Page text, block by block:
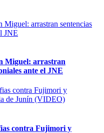
Miguel: arrastran
ante el JNE
contra Fujimori y